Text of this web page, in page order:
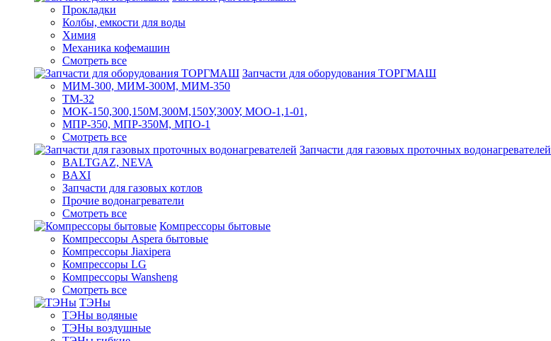
Прокладки
Колбы, емкости для воды
Химия
Механика кофемашин
Смотреть все
Запчасти для оборудования ТОРГМАШ
МИМ-300, МИМ-300М, МИМ-350
ТМ-32
МОК-150,300,150М,300М,150У,300У, МОО-1,1-01,
МПР-350, МПР-350М, МПО-1
Смотреть все
Запчасти для газовых проточных водонагревателей
BALTGAZ, NEVA
BAXI
Запчасти для газовых котлов
Прочие водонагреватели
Смотреть все
Компрессоры бытовые
Компрессоры Aspera бытовые
Компрессоры Jiaxipera
Компрессоры LG
Компрессоры Wansheng
Смотреть все
ТЭНы
ТЭНы водяные
ТЭНы воздушные